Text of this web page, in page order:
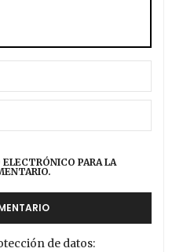
PARA LA
de datos: